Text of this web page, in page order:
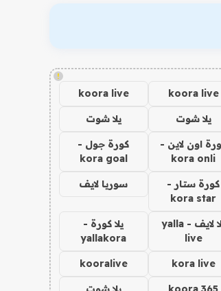
!
koora live
koora live
يلا شوت يلا شوت
اون لاين -
kora onli
كورة جول -
kora goal
كورة ستار -
kora star
سوريا لايف
يلا لايف - yalla
live
يلا كورة -
yallakora
kora live
kooralive